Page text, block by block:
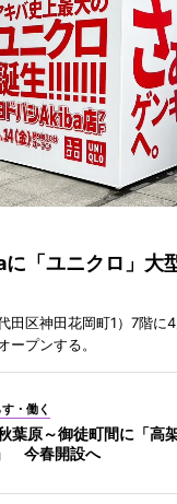
に「ユニクロ」
田区神田花岡町1）7階に
ープンする。
・働く
葉原～御徒町間に「高
今春開設へ